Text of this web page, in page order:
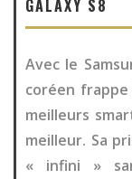
GALAXY S8
Avec le
coréen
meilleurs
meilleur. Sa
« infini »